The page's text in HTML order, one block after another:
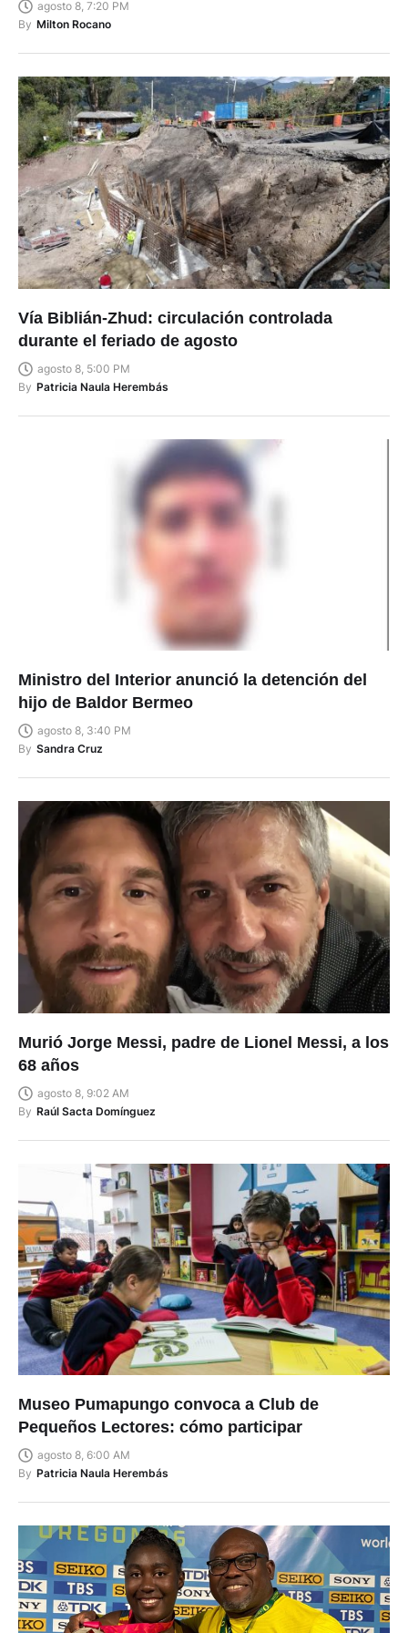
agosto 8, 7:20 PM
By Milton Rocano
Vía Biblián-Zhud: circulación controlada
durante el feriado de agosto
agosto 8, 5:00 PM
By Patricia Naula Herembás
Ministro del Interior anunció la detención del
hijo de Baldor Bermeo
agosto 8, 3:40 PM
By Sandra Cruz
Murió Jorge Messi, padre de Lionel Messi, a los
68 años
agosto 8, 9:02 AM
By Raúl Sacta Domínguez
Museo Pumapungo convoca a Club de
Pequeños Lectores: cómo participar
agosto 8, 6:00 AM
By Patricia Naula Herembás